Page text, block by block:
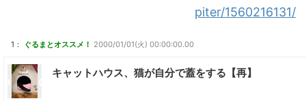
piter/1560216131/
1： ぐるまとオススメ！ 2000/01/01(火) 00:00:00.00
キャットハウス、猫が自分で蓋をする【再】